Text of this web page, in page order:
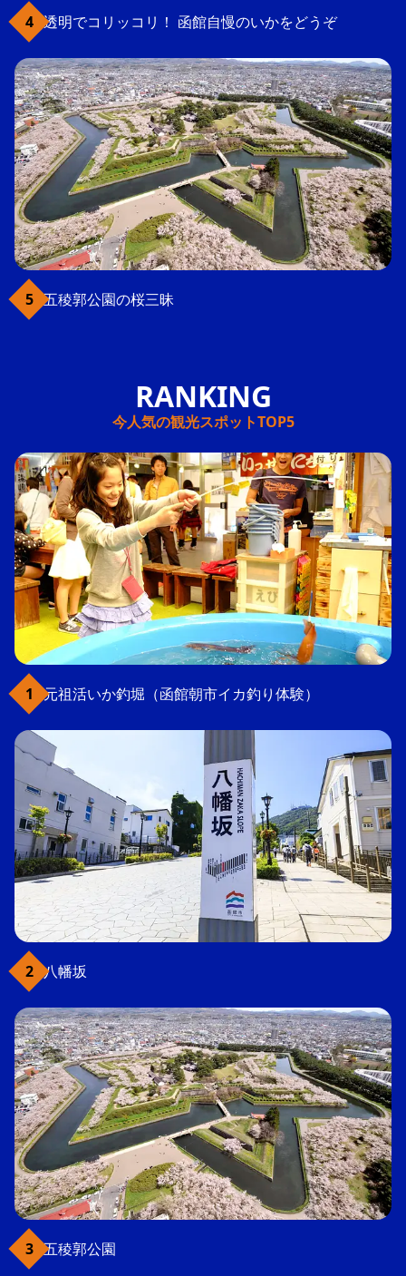
透明でコリッコリ！ 函館自慢のいかをどうぞ
五稜郭公園の桜三昧
今人気の観光スポットTOP5
元祖活いか釣堀（函館朝市イカ釣り体験）
八幡坂
五稜郭公園